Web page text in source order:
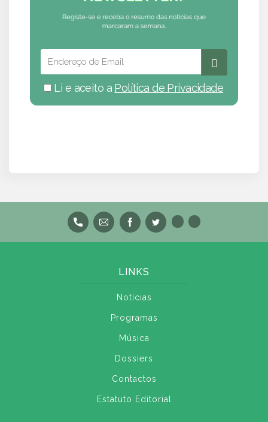
Li e aceito a Política de Privacidade
LINKS
Notícias
Programas
Música
Dossiers
Contactos
Estatuto Editorial